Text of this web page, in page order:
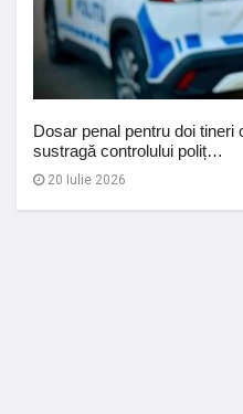
Dosar penal pentru doi
sustragă controlului poliț…
20 Iulie 2026